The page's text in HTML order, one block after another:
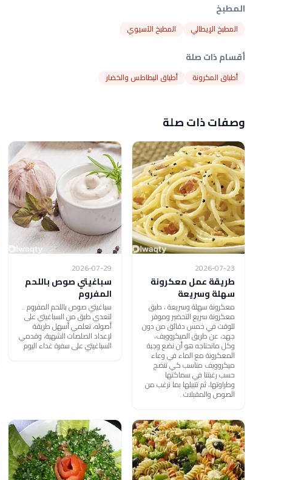
المطبخ
المطبخ الإيطالي المطبخ الآسيوي
أقسام ذات صلة
أطباق المكرونة أطباق البطاطس والخضار
وصفات ذات صلة
2026-07-23
طريقة عمل معكرونة
سهلة وسريعة
معكرونة سهلة وسريعة ، طبق
معكرونة سريع التحضير وموفر
للوقت في خمس دقائق من دون
جهد، عن طريق الميكروويف،
وكل مانحتاجه هو أن نضع وجبة
المعكرونة مع الماء في وعاء
ميكروويف مناسب كي تنضج
حسب رغبتنا في سماكتها
وطراوتها، ثم تتبيلها بما نرغب من
الصوص والمقبلات .
2026-07-29
سباغيتي صوص باللحم
المفروم
سباغيتي صوص باللحم المفروم ..
لتعدي طبق من السباغيتي على
أصوله، تعلمي أسهل طريقة
لإعداد الصلصات الشهية، وقدمي
السباغيتي على سفرة غداء اليوم